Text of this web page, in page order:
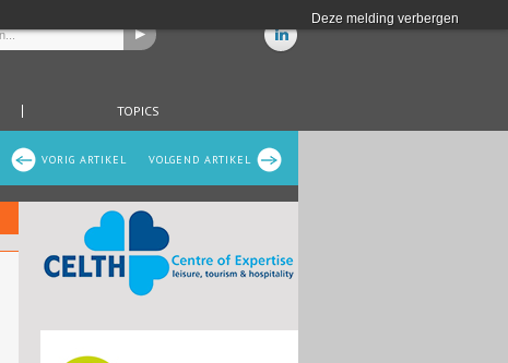
Deze melding verbergen
TOPICS
VOLGEND ARTIKEL
VORIG ARTIKEL